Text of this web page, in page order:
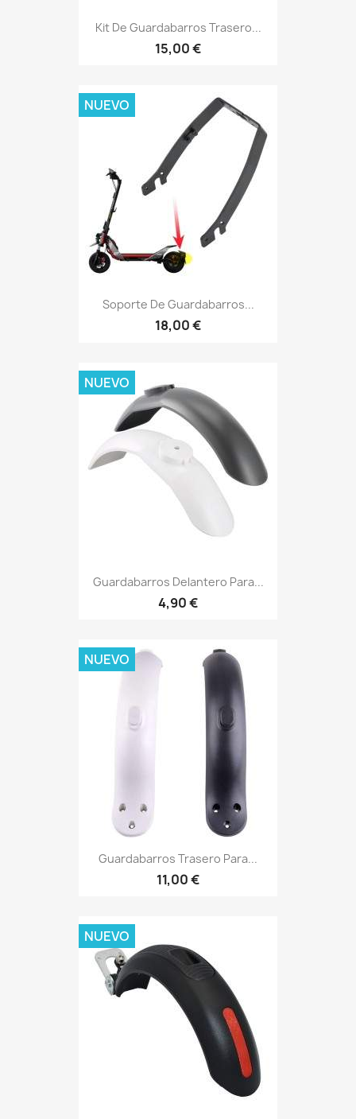
Kit De Guardabarros Trasero...
15,00 €
Soporte De Guardabarros...
18,00 €
NUEVO
Guardabarros Delantero Para...
4,90 €
NUEVO
Guardabarros Trasero Para...
11,00 €
NUEVO
NUEVO